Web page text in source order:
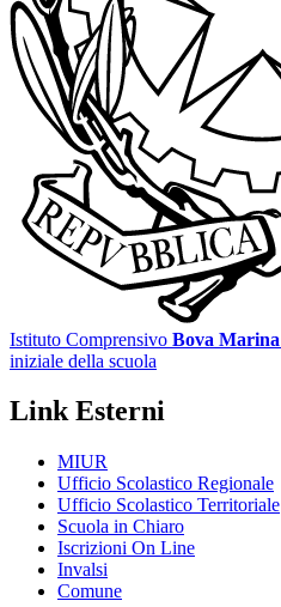
Istituto Comprensivo Bova Marina
iniziale della scuola
Link Esterni
MIUR
Ufficio Scolastico Regionale
Ufficio Scolastico Territoriale
Scuola in Chiaro
Iscrizioni On Line
Invalsi
Comune